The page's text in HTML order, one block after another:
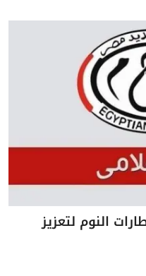
النوم لتعزيز